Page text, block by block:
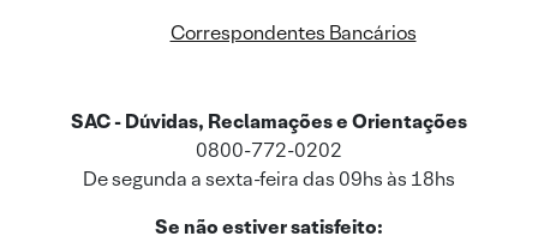
Correspondentes Bancários
SAC - Dúvidas, Reclamações e Orientações
0800-772-0202
De segunda a sexta-feira das 09hs às 18hs
Se não estiver satisfeito: